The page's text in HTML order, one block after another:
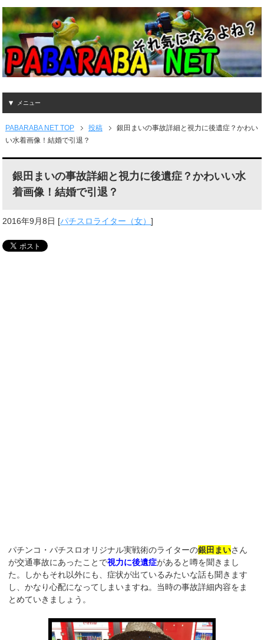
メニュー
PABARABA NET TOP 投稿
銀田まいの事故詳細と視力に後遺症？かわい
い水着画像！結婚で引退？
銀田まいの事故詳細と視力に後遺症？かわいい水
着画像！結婚で引退？
2016年9月8日 [パチスロライター（女）]
パチンコ・パチスロオリジナル実戦術のライターの銀田まいさん
が交通事故にあったことで視力に後遺症があると噂を聞きまし
た。しかもそれ以外にも、症状が出ているみたいな話も聞きます
し、かなり心配になってしまいますね。当時の事故詳細内容をま
とめていきましょう。